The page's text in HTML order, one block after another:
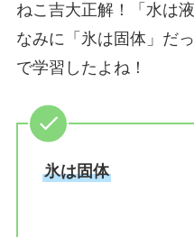
ねこ吉大正解！「水は
なみに「氷は固体」だ
で学習したよね！
氷は固体